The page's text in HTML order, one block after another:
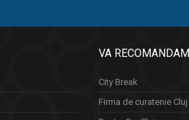
VA RECOMANDAM
City Break
Firma de curatenie Cluj